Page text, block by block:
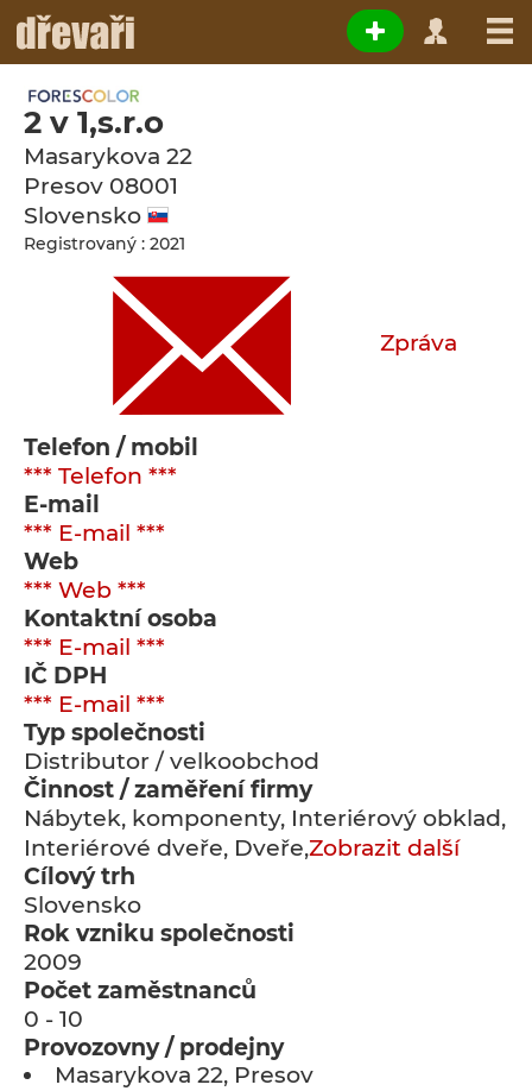
2 v 1,s.r.o
Masarykova 22
Presov 08001
Slovensko
Registrovaný : 2021
Zpráva
Telefon / mobil
*** Telefon ***
E-mail
*** E-mail ***
Web
*** Web ***
Kontaktní osoba
*** E-mail ***
IČ DPH
*** E-mail ***
Typ společnosti
Distributor / velkoobchod
Činnost / zaměření firmy
Nábytek, komponenty, Interiérový obklad,
Interiérové dveře, Dveře,Zobrazit další
Cílový trh
Slovensko
Rok vzniku společnosti
2009
Počet zaměstnanců
0 - 10
Provozovny / prodejny
Masarykova 22, Presov